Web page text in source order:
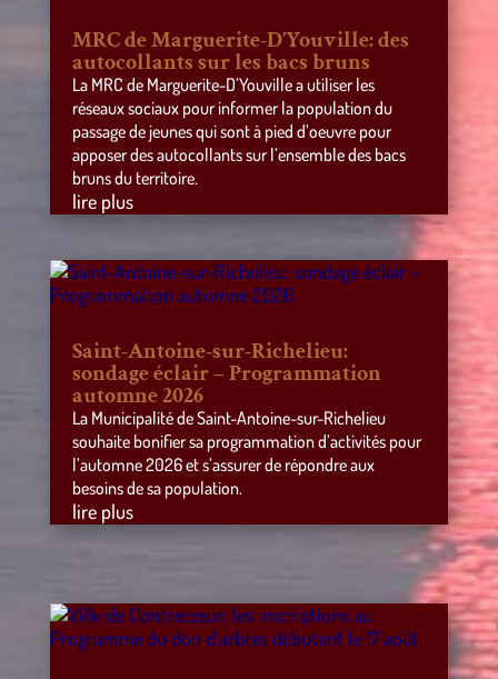
MRC de Marguerite-D’Youville: des
autocollants sur les bacs bruns
La MRC de Marguerite-D’Youville a utiliser les
réseaux sociaux pour informer la population du
passage de jeunes qui sont à pied d’oeuvre pour
apposer des autocollants sur l’ensemble des bacs
bruns du territoire.
lire plus
Saint-Antoine-sur-Richelieu:
sondage éclair – Programmation
automne 2026
La Municipalité de Saint-Antoine-sur-Richelieu
souhaite bonifier sa programmation d’activités pour
l’automne 2026 et s’assurer de répondre aux
besoins de sa population.
lire plus